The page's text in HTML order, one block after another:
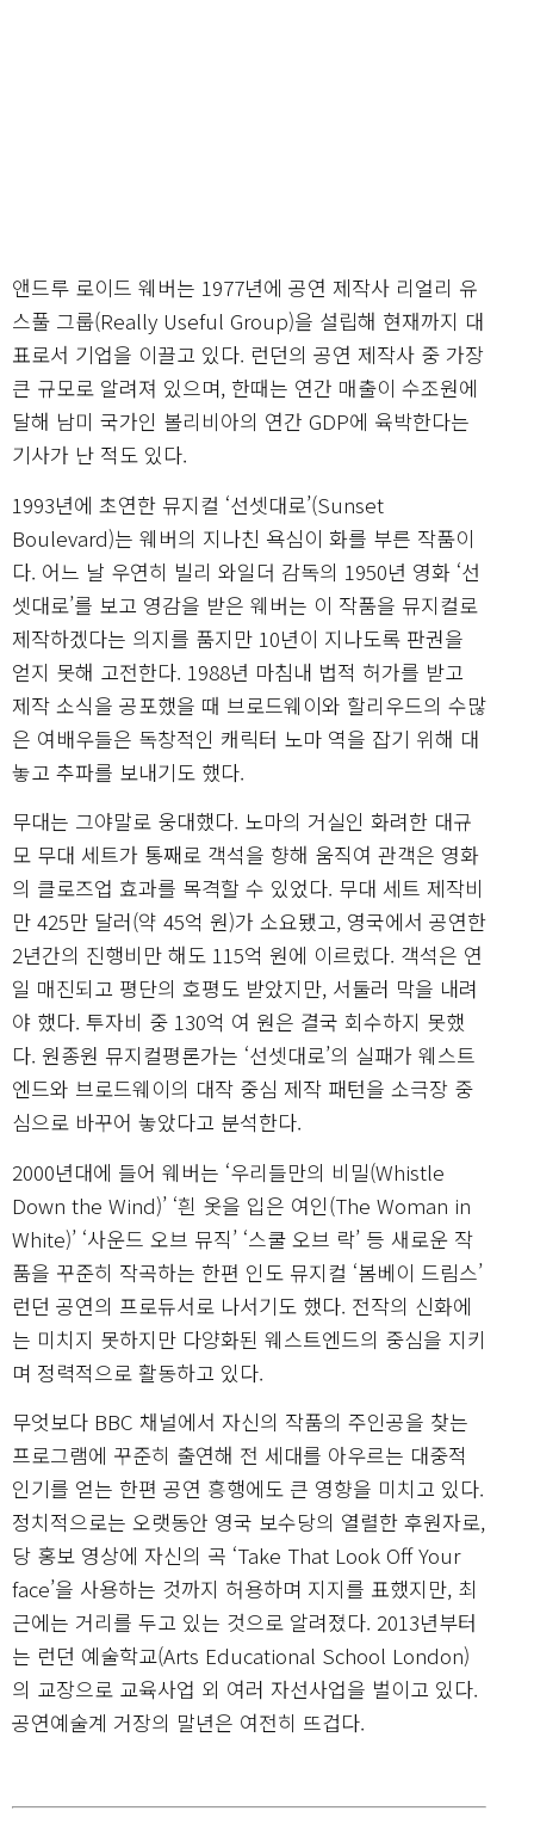
앤드루 로이드 웨버는 1977년에 공연 제작사 리얼리 유
스풀 그룹(Really Useful Group)을 설립해 현재까지 대
표로서 기업을 이끌고 있다. 런던의 공연 제작사 중 가장
큰 규모로 알려져 있으며, 한때는 연간 매출이 수조원에
달해 남미 국가인 볼리비아의 연간 GDP에 육박한다는
기사가 난 적도 있다.
1993년에 초연한 뮤지컬 ‘선셋대로’(Sunset
Boulevard)는 웨버의 지나친 욕심이 화를 부른 작품이
다. 어느 날 우연히 빌리 와일더 감독의 1950년 영화 ‘선
셋대로’를 보고 영감을 받은 웨버는 이 작품을 뮤지컬로
제작하겠다는 의지를 품지만 10년이 지나도록 판권을
얻지 못해 고전한다. 1988년 마침내 법적 허가를 받고
제작 소식을 공포했을 때 브로드웨이와 할리우드의 수많
은 여배우들은 독창적인 캐릭터 노마 역을 잡기 위해 대
놓고 추파를 보내기도 했다.
무대는 그야말로 웅대했다. 노마의 거실인 화려한 대규
모 무대 세트가 통째로 객석을 향해 움직여 관객은 영화
의 클로즈업 효과를 목격할 수 있었다. 무대 세트 제작비
만 425만 달러(약 45억 원)가 소요됐고, 영국에서 공연한
2년간의 진행비만 해도 115억 원에 이르렀다. 객석은 연
일 매진되고 평단의 호평도 받았지만, 서둘러 막을 내려
야 했다. 투자비 중 130억 여 원은 결국 회수하지 못했
다. 원종원 뮤지컬평론가는 ‘선셋대로’의 실패가 웨스트
엔드와 브로드웨이의 대작 중심 제작 패턴을 소극장 중
심으로 바꾸어 놓았다고 분석한다.
2000년대에 들어 웨버는 ‘우리들만의 비밀(Whistle
Down the Wind)’ ‘흰 옷을 입은 여인(The Woman in
White)’ ‘사운드 오브 뮤직’ ‘스쿨 오브 락’ 등 새로운 작
품을 꾸준히 작곡하는 한편 인도 뮤지컬 ‘봄베이 드림스’
런던 공연의 프로듀서로 나서기도 했다. 전작의 신화에
는 미치지 못하지만 다양화된 웨스트엔드의 중심을 지키
며 정력적으로 활동하고 있다.
무엇보다 BBC 채널에서 자신의 작품의 주인공을 찾는
프로그램에 꾸준히 출연해 전 세대를 아우르는 대중적
인기를 얻는 한편 공연 흥행에도 큰 영향을 미치고 있다.
정치적으로는 오랫동안 영국 보수당의 열렬한 후원자로,
당 홍보 영상에 자신의 곡 ‘Take That Look Off Your
face’을 사용하는 것까지 허용하며 지지를 표했지만, 최
근에는 거리를 두고 있는 것으로 알려졌다. 2013년부터
는 런던 예술학교(Arts Educational School London)
의 교장으로 교육사업 외 여러 자선사업을 벌이고 있다.
공연예술계 거장의 말년은 여전히 뜨겁다.